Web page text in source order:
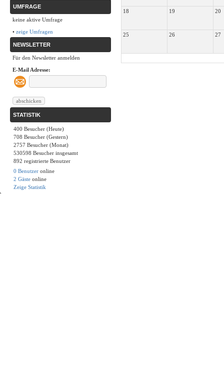
UMFRAGE
keine aktive Umfrage
• zeige Umfragen
NEWSLETTER
Für den Newsletter anmelden
E-Mail Adresse:
STATISTIK
400 Besucher (Heute)
708 Besucher (Gestern)
2757 Besucher (Monat)
530598 Besucher insgesamt
892 registrierte Benutzer
0 Benutzer online
2 Gäste online
Zeige Statistik
18 19 20
25 26 27